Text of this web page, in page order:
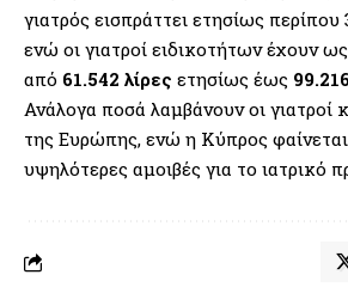
γιατρός εισπράττει ετησίως περίπου
ενώ οι γιατροί ειδικοτήτων έχουν
από 61.542 λίρες ετησίως έως
Ανάλογα ποσά λαμβάνουν οι γιατροί
της Ευρώπης, ενώ η Κύπρος
υψηλότερες αμοιβές για το ιατρικό